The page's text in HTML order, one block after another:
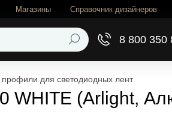
Магазины Справочник дизайнеров
8 800 350
для светодиодных лент
WHITE (Arlight,